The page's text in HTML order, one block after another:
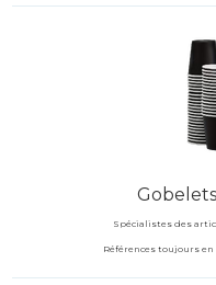
Spécialistes des
Références toujours en